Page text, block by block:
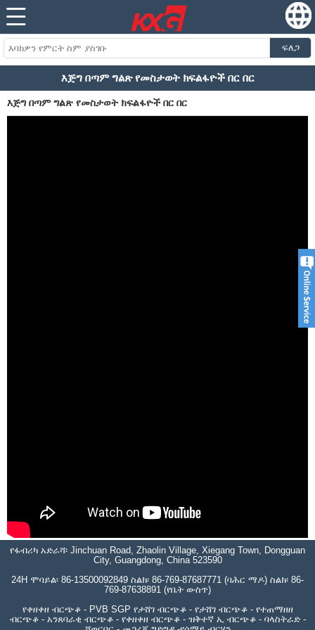
ፍለጋ
እጅግ በጣም ግልጽ የመስታወት ክፍልፋዮች በር በር
እጅግ በጣም ግልጽ የመስታወት ክፍልፋዮች በር በር
የፋብሪካ አድራሻ፡ Jinchuan Road, Zhaolin Village, Xiegang Town, Dongguan
City, Guangdong, China 523590
24H ሞባይል፡ 86-13500092849 ስልክ፡ 86-769-87687771 (ባሕር ማዶ) ስልክ፡ 86-
769-87638891 (የቤት ውስጥ)
የቀዘቀዘ ብርጭቆ - PVB SGP የታሸገ ብርጭቆ - የታሸገ ብርጭቆ - የተጠማዘዘ
ብርጭቆ - አንጸባራቂ ብርጭቆ - የቀዘቀዘ ብርጭቆ - ዝቅተኛ ኢ ብርጭቆ - ባላስትራድ -